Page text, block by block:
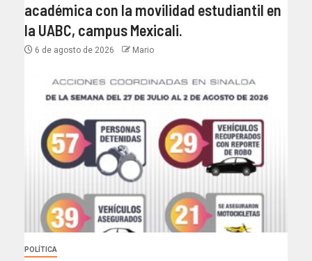
académica con la movilidad estudiantil en
la UABC, campus Mexicali.
6 de agosto de 2026 Mario
POLÍTICA